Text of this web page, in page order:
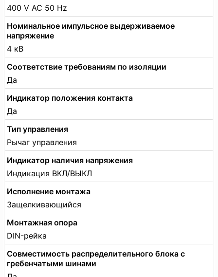
400 V AC 50 Hz
Номинальное импульсное выдерживаемое
напряжение
4 кВ
Соответствие требованиям по изоляции
Да
Индикатор положения контакта
Да
Тип управления
Рычаг управления
Индикатор наличия напряжения
Индикация ВКЛ/ВЫКЛ
Исполнение монтажа
Защелкивающийся
Монтажная опора
DIN-рейка
Совместимость распределительного блока с
гребенчатыми шинами